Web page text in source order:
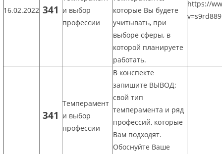
16.02.2022 341 и выбор
профессии
которые Вы будете
учитывать, при
выборе сферы, в
которой планируете
работать.
https://
341
Темперамент
и выбор
профессии
В конспекте
запишите ВЫВОД:
свой тип
темперамента и ряд
профессий, которые
Вам подходят.
Обоснуйте Ваше